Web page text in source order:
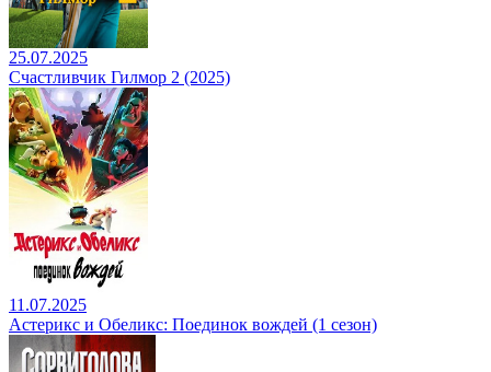
25.07.2025
Счастливчик Гилмор 2 (2025)
11.07.2025
Астерикс и Обеликс: Поединок вождей (1 сезон)